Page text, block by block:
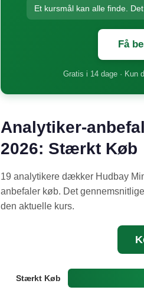
Et kursmål kan alle finde.
Få
Gratis i 14 dage · Kun
Analytiker-
2026: Stærkt Køb
19 analytikere dækker Hudbay
anbefaler køb. Det
den aktuelle kurs.
Stærkt Køb